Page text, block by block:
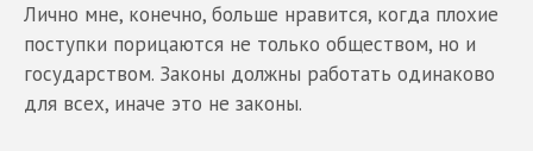
Лично мне, конечно, больше нравится, когда плохие
поступки порицаются не только обществом, но и
государством. Законы должны работать одинаково
для всех, иначе это не законы.